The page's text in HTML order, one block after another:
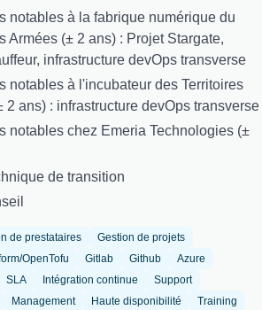
notables à la fabrique numérique du
Armées (± 2 ans) : Projet Stargate,
infrastructure devOps transverse
notables à l'incubateur des Territoires
2 ans) : infrastructure devOps transverse
notables chez Emeria Technologies (±
de transition
de prestataires
Gestion de projets
OpenTofu Gitlab Github
Azure
SLA Intégration continue
Support
Management Haute disponibilité
Training